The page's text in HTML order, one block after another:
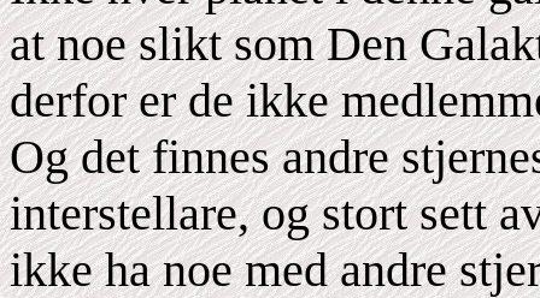
at noe slikt som Den
derfor er de ikke
Og det finnes andre
interstellare, og stort sett
ikke ha noe med andre